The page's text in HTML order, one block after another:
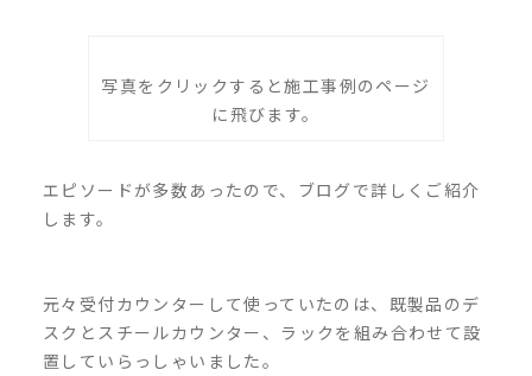
写真をクリックすると施工事例のページ
に飛びます。
エピソードが多数あったので、ブログで詳しくご紹介
します。
元々受付カウンターして使っていたのは、既製品のデ
スクとスチールカウンター、ラックを組み合わせて設
置していらっしゃいました。